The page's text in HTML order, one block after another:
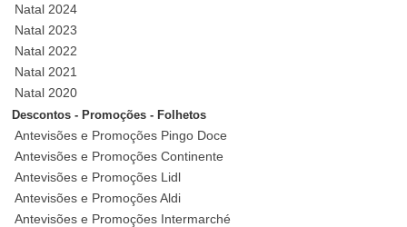
Natal 2024
Natal 2023
Natal 2022
Natal 2021
Natal 2020
Descontos - Promoções - Folhetos
Antevisões e Promoções Pingo Doce
Antevisões e Promoções Continente
Antevisões e Promoções Lidl
Antevisões e Promoções Aldi
Antevisões e Promoções Intermarché